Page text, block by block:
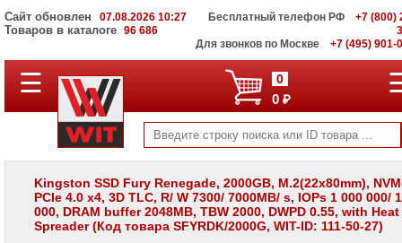
Сайт обновлен 07.08.2026 10:27
Товаров в каталоге 96 686
Бесплатный телефон РФ
+7 (800)
Для звонков по Москве
+7 (495) 901-
ПОЛНЫЙ
КАТАЛОГ
Корпоративные
серверы
WIT
Системы
хранения
данных
☰ 0
0 ₽
Kingston SSD Fury Renegade, 2000GB, M.2(22x80mm),
PCIe 4.0 x4, 3D TLC, R/ W 7300/ 7000MB/ s, IOPs 1 000 000/
000, DRAM buffer 2048MB, TBW 2000, DWPD 0.55, with Heat
Spreader (Код товара SFYRDK/2000G, WIT-ID: 111-50-27)